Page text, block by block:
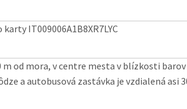
karty IT009006A1B8XR7LYC
m od mora, v centre mesta v blízkosti
a autobusová zastávka je vzdialená asi